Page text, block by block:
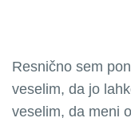
Resnično sem
veselim, da jo
veselim, da meni